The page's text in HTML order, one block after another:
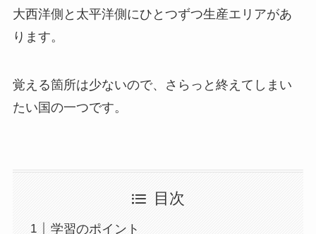
大西洋側と太平洋側にひとつずつ生産エリアがあ
ります。
覚える箇所は少ないので、さらっと終えてしまい
たい国の一つです。
目次
学習のポイント